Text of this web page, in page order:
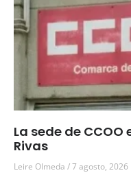
La sede de
Rivas
Leire Olmeda 7 agosto, 2026